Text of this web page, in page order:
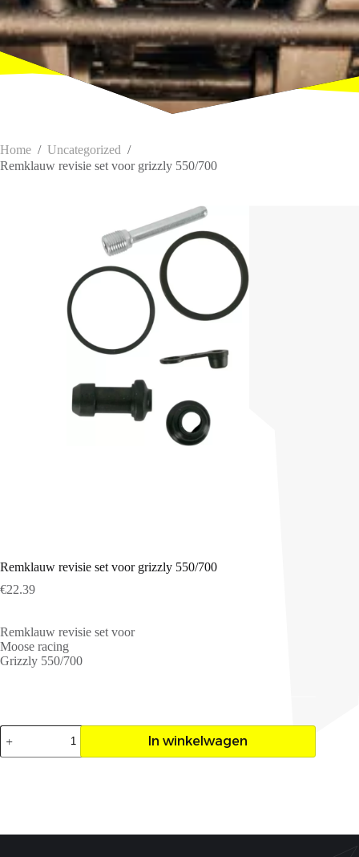
Home / Uncategorized /
Remklauw revisie set voor grizzly 550/700
Remklauw revisie set voor grizzly 550/700
€22.39
Remklauw revisie set voor
Moose racing
Grizzly 550/700
Remklauw
revisie
set
In winkelwagen